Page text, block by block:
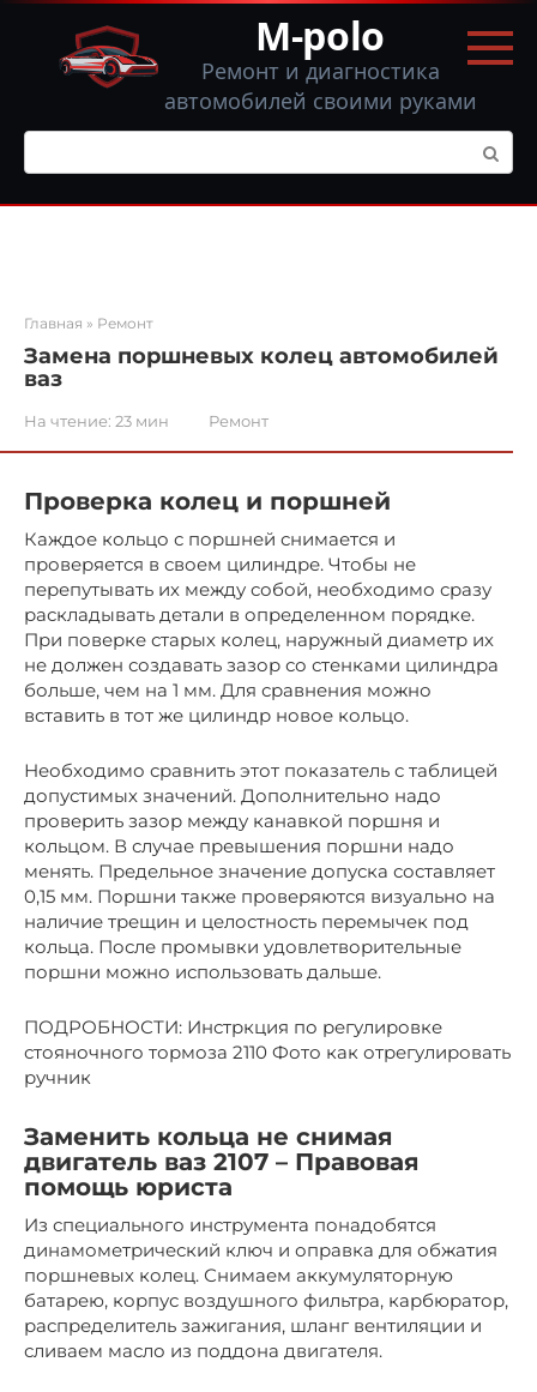
Перейти
контенту
M-polo
Ремонт и диагностика
автомобилей своими руками
Поиск:
Главная » Ремонт
Замена поршневых колец автомобилей
ваз
На чтение: 23 мин Ремонт
Проверка колец и поршней
Каждое кольцо с поршней снимается и
проверяется в своем цилиндре. Чтобы не
перепутывать их между собой, необходимо сразу
раскладывать детали в определенном порядке.
При поверке старых колец, наружный диаметр их
не должен создавать зазор со стенками цилиндра
больше, чем на 1 мм. Для сравнения можно
вставить в тот же цилиндр новое кольцо.
Необходимо сравнить этот показатель с таблицей
допустимых значений. Дополнительно надо
проверить зазор между канавкой поршня и
кольцом. В случае превышения поршни надо
менять. Предельное значение допуска составляет
0,15 мм. Поршни также проверяются визуально на
наличие трещин и целостность перемычек под
кольца. После промывки удовлетворительные
поршни можно использовать дальше.
ПОДРОБНОСТИ: Инстркция по регулировке
стояночного тормоза 2110 Фото как отрегулировать
ручник
Заменить кольца не снимая
двигатель ваз 2107 – Правовая
помощь юриста
Из специального инструмента понадобятся
динамометрический ключ и оправка для обжатия
поршневых колец. Снимаем аккумуляторную
батарею, корпус воздушного фильтра, карбюратор,
распределитель зажигания, шланг вентиляции и
сливаем масло из поддона двигателя.